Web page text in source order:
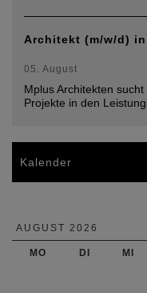
Architekt (m/w/d)
05. August
Mplus Architekten
Projekte in den
Kalender
AUGUST 2026
MO DI MI